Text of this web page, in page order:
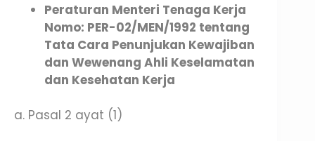
Peraturan Menteri Tenaga Kerja
Nomo: PER-02/MEN/1992 tentang
Tata Cara Penunjukan Kewajiban
dan Wewenang Ahli Keselamatan
dan Kesehatan Kerja
a. Pasal 2 ayat (1)